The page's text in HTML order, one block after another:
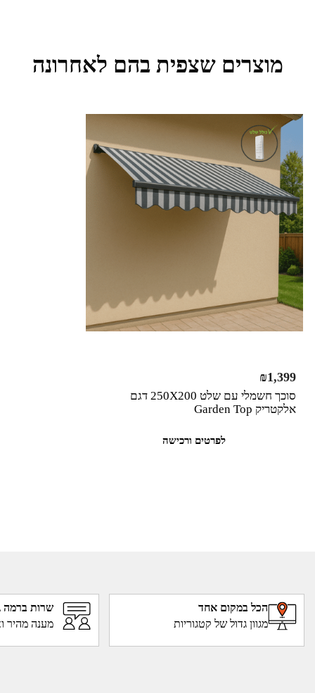
מוצרים שצפית בהם לאחרונה
סוכך חשמלי עם שלט 250X200 דגם
אלקטריק Garden Top
₪1,399
לפרטים ורכישה
הכל במקום אחד
מגוון גדול של קטגוריות
שרות ברמה
מענה מהיר